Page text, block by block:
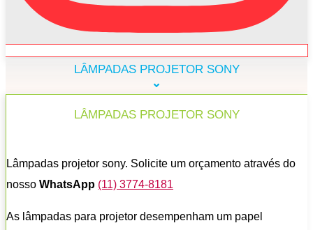
LÂMPADAS PROJETOR SONY
LÂMPADAS PROJETOR SONY
Lâmpadas projetor sony. Solicite um orçamento através do
nosso WhatsApp (11) 3774-8181
As lâmpadas para projetor desempenham um papel